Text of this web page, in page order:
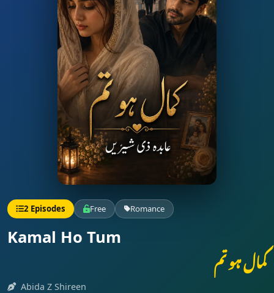
2 Episodes Free Romance
Kamal Ho Tum
کمال ہو تم
Abida Z Shireen